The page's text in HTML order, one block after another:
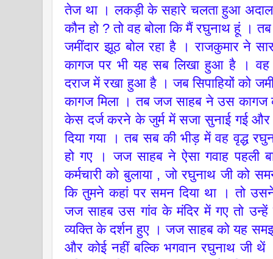
तेज था । लकड़ी के सहारे चलता हुआ
कौन हो ? तो वह बोला कि मैं रघुनाथ हूं ।
जमींदार झूठ बोल रहा है । राजकुमार ने
कागज पर भी यह सब लिखा हुआ है । वह
दराज में रखा हुआ है । जब सिपाहियों को
कागज मिला । तब जज साहब ने उस कागज
केस दर्ज करने के जुर्म में सजा सुनाई गई और
दिया गया । तब सब की भीड़ में वह वृद्ध
हो गए । जज साहब ने ऐसा गवाह पहली
कर्मचारी को बुलाया , जो रघुनाथ जी
कि तुमने कहां पर समन दिया था । तो उसने
जज साहब उस गांव के मंदिर में गए तो उन्हें
व्यक्ति के दर्शन हुए । जज साहब को यह
और कोई नहीं बल्कि भगवान रघुनाथ जी थें